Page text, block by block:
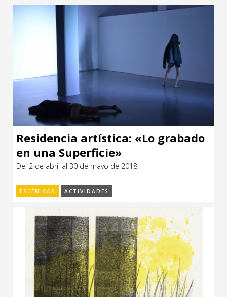
Residencia artística: «Lo grabado
en una Superficie»
Del 2 de abril al 30 de mayo de 2018.
ESCÉNICAS ACTIVIDADES